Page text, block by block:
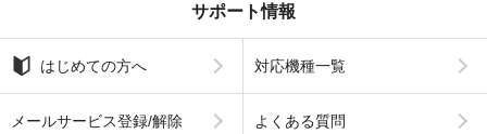
サポート情報
はじめての方へ 対応機種一覧
メールサービス登録/解除 よくある質問